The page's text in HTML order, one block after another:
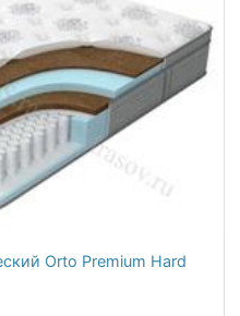
Orto Premium Hard